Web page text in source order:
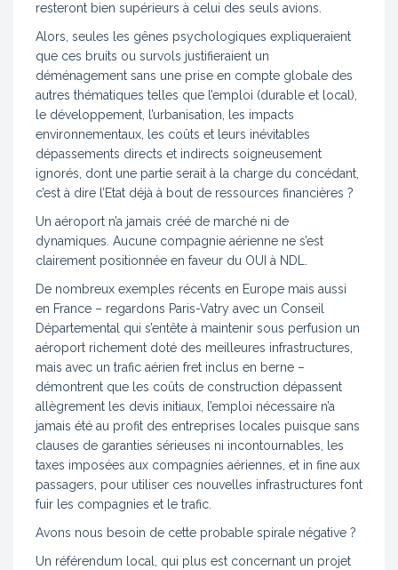
resteront bien supérieurs à celui des seuls avions.
Alors, seules les gênes psychologiques expliqueraient
que ces bruits ou survols justifieraient un
déménagement sans une prise en compte globale des
autres thématiques telles que l’emploi (durable et local),
le développement, l’urbanisation, les impacts
environnementaux, les coûts et leurs inévitables
dépassements directs et indirects soigneusement
ignorés, dont une partie serait à la charge du concédant,
c’est à dire l’Etat déjà à bout de ressources financières ?
Un aéroport n’a jamais créé de marché ni de
dynamiques. Aucune compagnie aérienne ne s’est
clairement positionnée en faveur du OUI à NDL.
De nombreux exemples récents en Europe mais aussi
en France – regardons Paris-Vatry avec un Conseil
Départemental qui s’entête à maintenir sous perfusion un
aéroport richement doté des meilleures infrastructures,
mais avec un trafic aérien fret inclus en berne –
démontrent que les coûts de construction dépassent
allègrement les devis initiaux, l’emploi nécessaire n’a
jamais été au profit des entreprises locales puisque sans
clauses de garanties sérieuses ni incontournables, les
taxes imposées aux compagnies aériennes, et in fine aux
passagers, pour utiliser ces nouvelles infrastructures font
fuir les compagnies et le trafic.
Avons nous besoin de cette probable spirale négative ?
Un référendum local, qui plus est concernant un projet